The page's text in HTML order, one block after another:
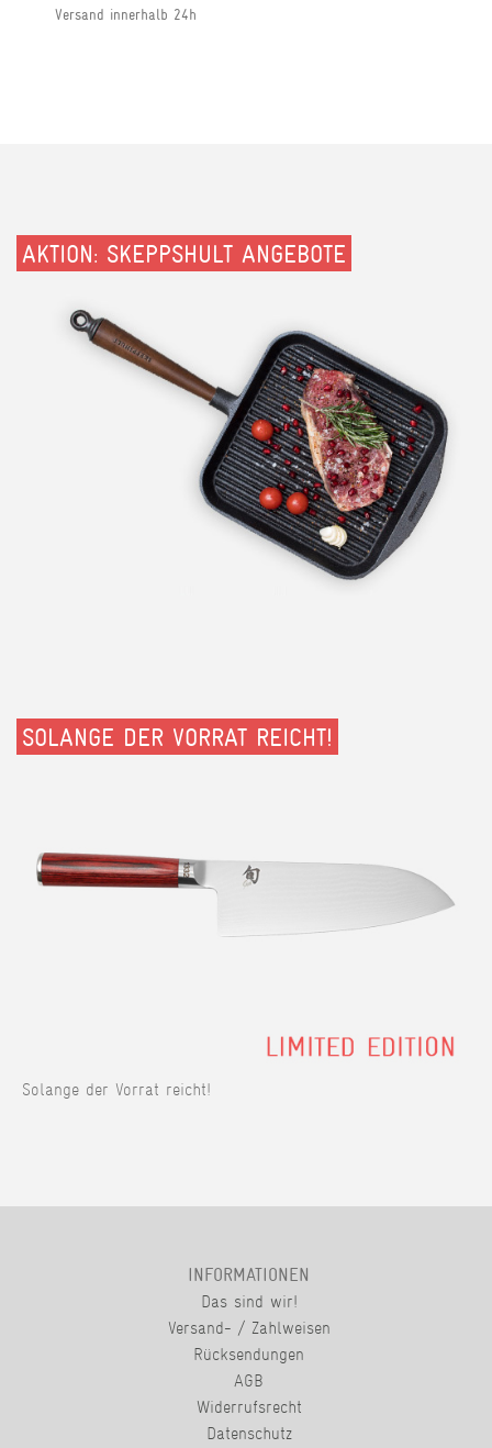
Versand innerhalb 24h
AKTION: SKEPPSHULT ANGEBOTE
SOLANGE DER VORRAT REICHT!
Solange der Vorrat reicht!
INFORMATIONEN
Das sind wir!
Versand- / Zahlweisen
Rücksendungen
AGB
Widerrufsrecht
Datenschutz